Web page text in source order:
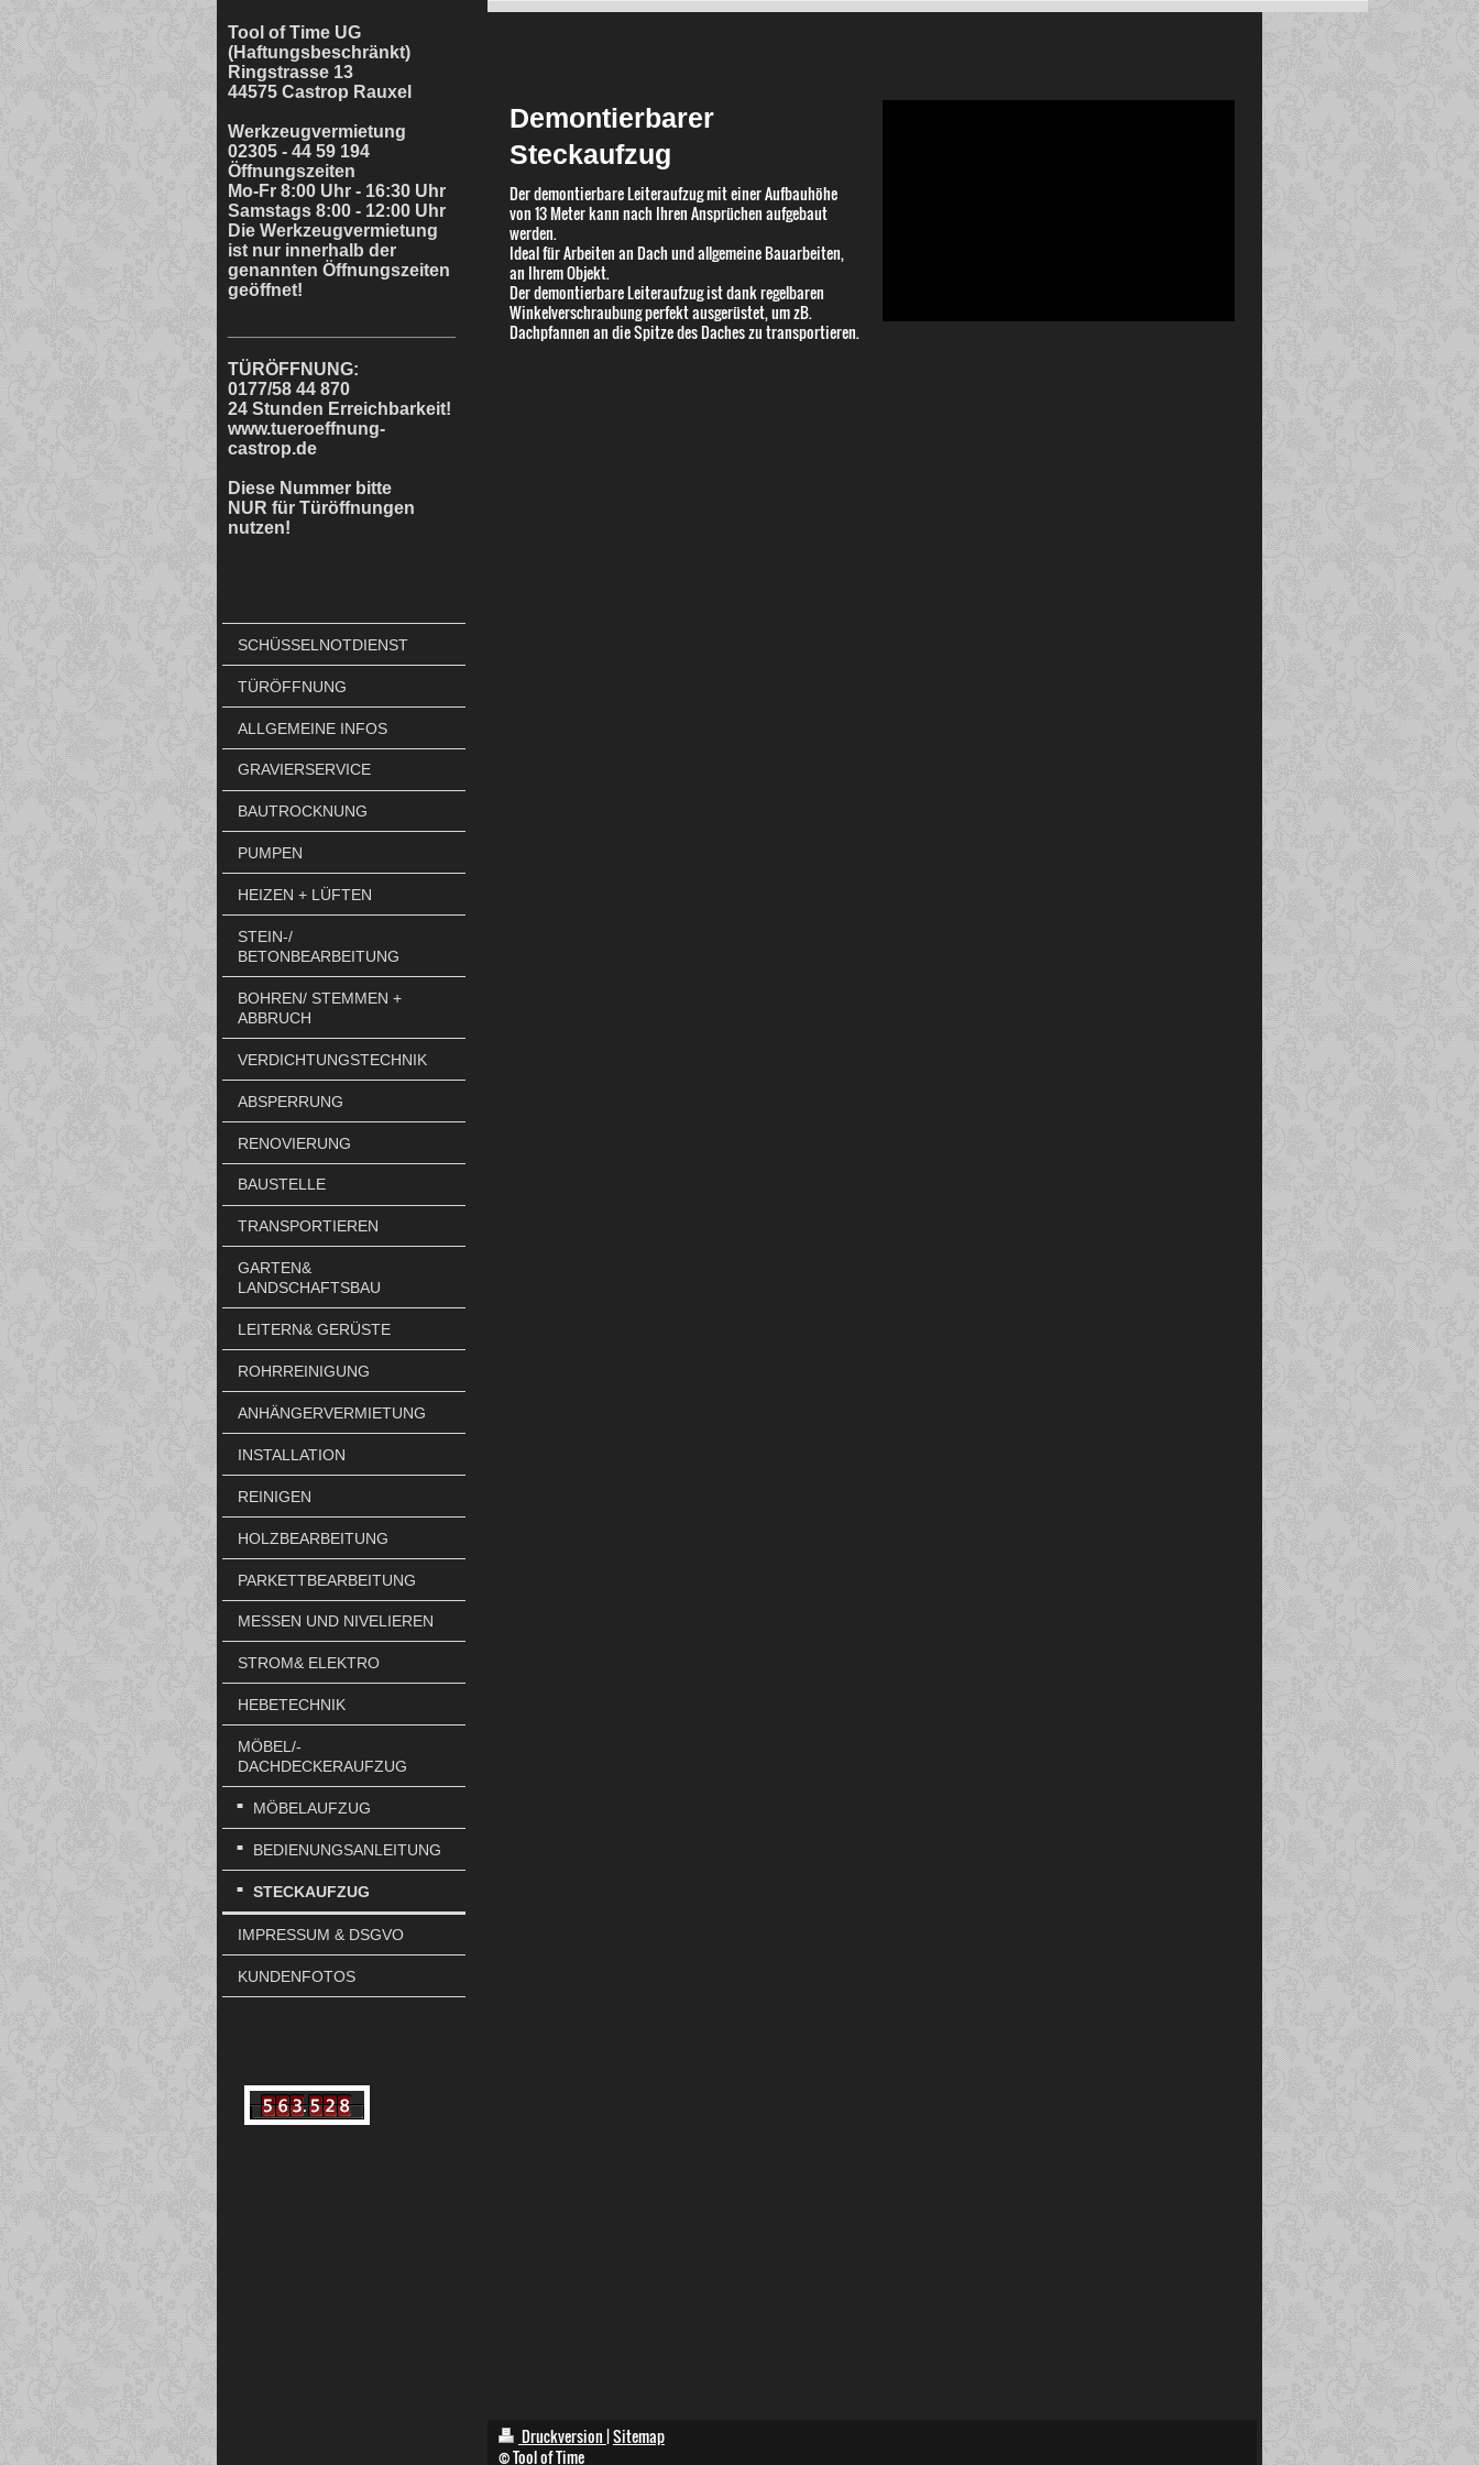
Tool of Time UG
(Haftungsbeschränkt)
Ringstrasse 13
44575 Castrop Rauxel
Werkzeugvermietung
02305 - 44 59 194
Öffnungszeiten
Mo-Fr 8:00 Uhr - 16:30 Uhr
Samstags 8:00 - 12:00 Uhr
Die Werkzeugvermietung
ist nur innerhalb der
genannten Öffnungszeiten
geöffnet!
TÜRÖFFNUNG:
0177/58 44 870
24 Stunden Erreichbarkeit!
www.tueroeffnung-
castrop.de
Diese Nummer bitte
NUR für Türöffnungen
nutzen!
SCHÜSSELNOTDIENST
TÜRÖFFNUNG
ALLGEMEINE INFOS
GRAVIERSERVICE
BAUTROCKNUNG
PUMPEN
HEIZEN + LÜFTEN
STEIN-/
BETONBEARBEITUNG
BOHREN/ STEMMEN +
ABBRUCH
VERDICHTUNGSTECHNIK
ABSPERRUNG
RENOVIERUNG
BAUSTELLE
TRANSPORTIEREN
GARTEN&
LANDSCHAFTSBAU
LEITERN& GERÜSTE
ROHRREINIGUNG
ANHÄNGERVERMIETUNG
INSTALLATION
REINIGEN
HOLZBEARBEITUNG
PARKETTBEARBEITUNG
MESSEN UND NIVELIEREN
STROM& ELEKTRO
HEBETECHNIK
MÖBEL/-
DACHDECKERAUFZUG
MÖBELAUFZUG
BEDIENUNGSANLEITUNG
STECKAUFZUG
IMPRESSUM & DSGVO
KUNDENFOTOS
Demontierbarer
Steckaufzug
Der demontierbare Leiteraufzug mit einer Aufbauhöhe
von 13 Meter kann nach Ihren Ansprüchen aufgebaut
werden.
Ideal für Arbeiten an Dach und allgemeine Bauarbeiten,
an Ihrem Objekt.
Der demontierbare Leiteraufzug ist dank regelbaren
Winkelverschraubung perfekt ausgerüstet, um zB.
Dachpfannen an die Spitze des Daches zu transportieren.
Druckversion|Sitemap
© Tool of Time